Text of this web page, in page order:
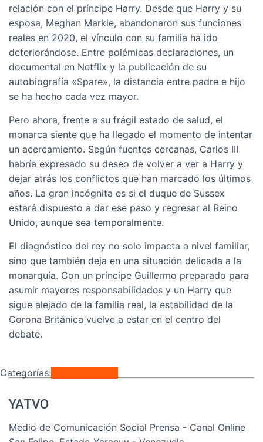
relación con el príncipe Harry. Desde que Harry y su
esposa, Meghan Markle, abandonaron sus funciones
reales en 2020, el vínculo con su familia ha ido
deteriorándose. Entre polémicas declaraciones, un
documental en Netflix y la publicación de su
autobiografía «Spare», la distancia entre padre e hijo
se ha hecho cada vez mayor.
Pero ahora, frente a su frágil estado de salud, el
monarca siente que ha llegado el momento de intentar
un acercamiento. Según fuentes cercanas, Carlos III
habría expresado su deseo de volver a ver a Harry y
dejar atrás los conflictos que han marcado los últimos
años. La gran incógnita es si el duque de Sussex
estará dispuesto a dar ese paso y regresar al Reino
Unido, aunque sea temporalmente.
El diagnóstico del rey no solo impacta a nivel familiar,
sino que también deja en una situación delicada a la
monarquía. Con un príncipe Guillermo preparado para
asumir mayores responsabilidades y un Harry que
sigue alejado de la familia real, la estabilidad de la
Corona Británica vuelve a estar en el centro del
debate.
Categorías:
YATVO
Medio de Comunicación Social Prensa - Canal Online